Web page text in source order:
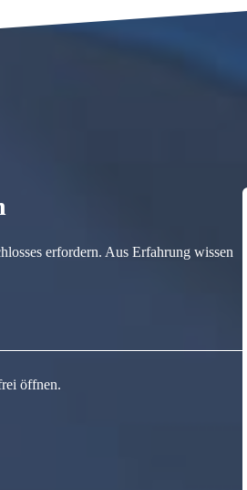
erfordern. Aus Erfahrung wissen
öffnen.